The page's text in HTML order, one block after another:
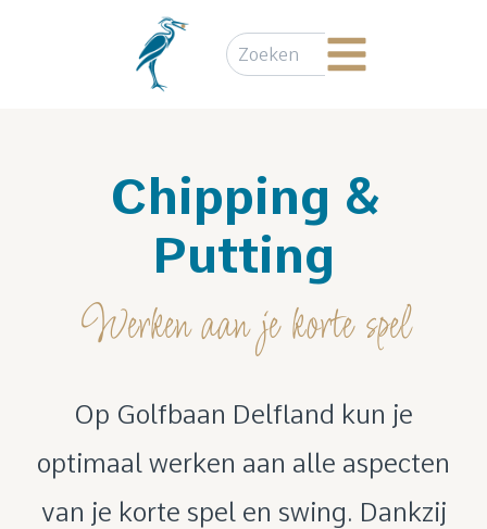
Chipping &
Putting
Werken aan je korte spel
Op Golfbaan Delfland kun je
optimaal werken aan alle aspecten
van je korte spel en swing. Dankzij